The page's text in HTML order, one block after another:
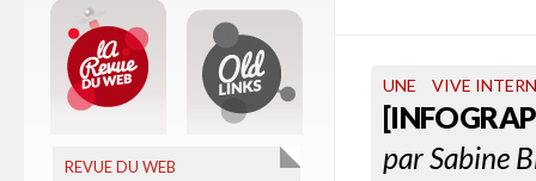
UNE VIVE
parSabine
REVUE DU WEB OLD LINKS